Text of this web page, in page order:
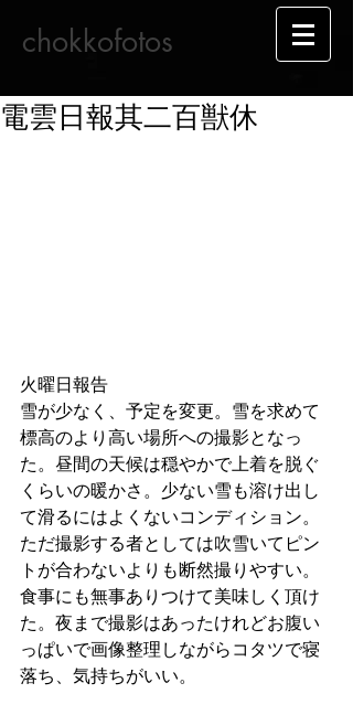
chokkofotos
電雲日報其二百獣休
火曜日報告
雪が少なく、予定を変更。雪を求めて
標高のより高い場所への撮影となっ
た。昼間の天候は穏やかで上着を脱ぐ
くらいの暖かさ。少ない雪も溶け出し
て滑るにはよくないコンディション。
ただ撮影する者としては吹雪いてピン
トが合わないよりも断然撮りやすい。
食事にも無事ありつけて美味しく頂け
た。夜まで撮影はあったけれどお腹い
っぱいで画像整理しながらコタツで寝
落ち、気持ちがいい。